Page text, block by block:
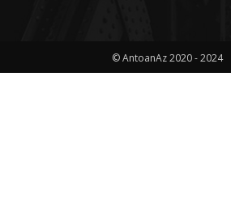
© AntoanAz 2020 - 2024